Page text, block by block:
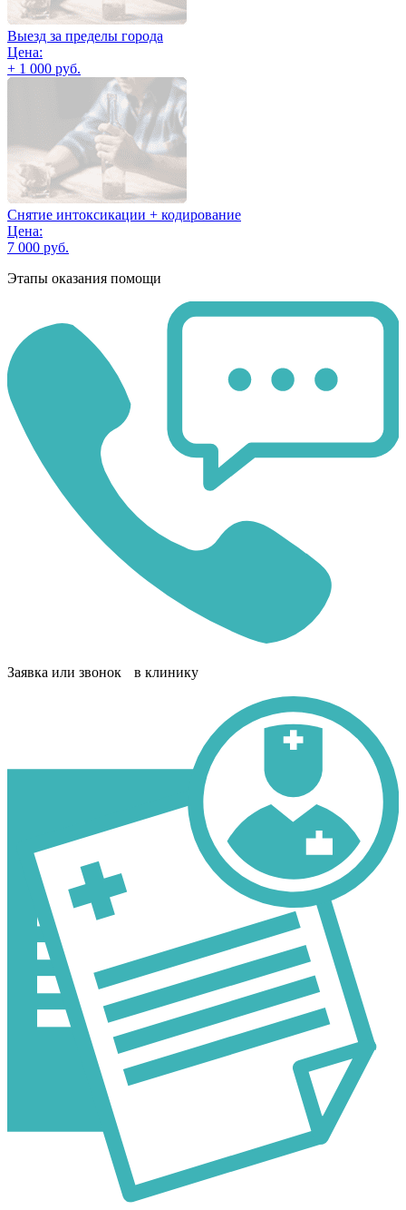
Выезд за пределы города
Цена:
+ 1 000 руб.
Снятие интоксикации + кодирование
Цена:
7 000 руб.
Этапы оказания помощи
Заявка или звонок в клинику